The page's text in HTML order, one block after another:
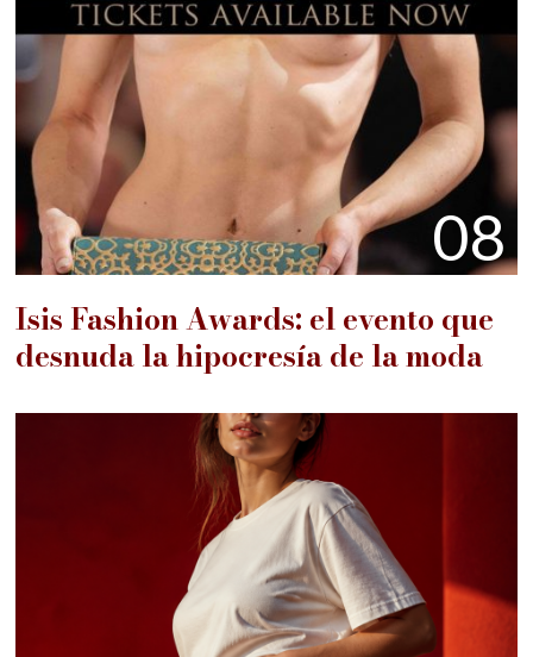
08
Isis Fashion Awards: el evento que
desnuda la hipocresía de la moda